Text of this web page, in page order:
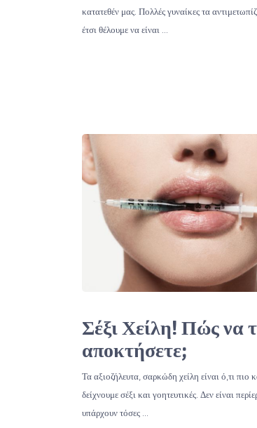
κατατεθέν μας. Πολλές γυναίκες τα
έτσι θέλουμε να είναι …
Σέξι Χείλη! Πώς να
αποκτήσετε;
Τα αξιοζήλευτα, σαρκώδη χείλη είναι ό,τι πιο
δείχνουμε σέξι και γοητευτικές. Δεν είναι
υπάρχουν τόσες …